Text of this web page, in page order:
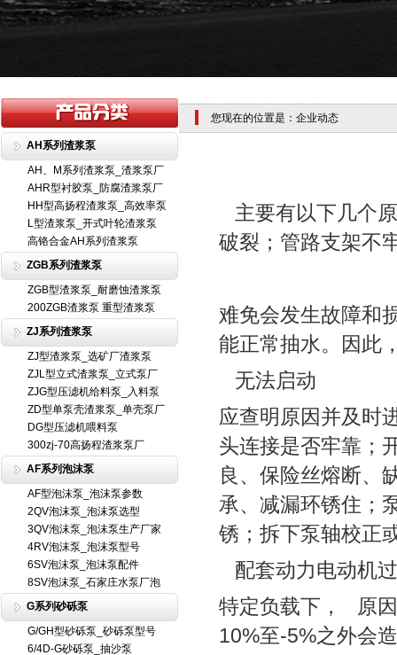
AH系列渣浆泵
AH、M系列渣浆泵_渣浆泵厂
AHR型衬胶泵_防腐渣浆泵厂
HH型高扬程渣浆泵_高效率泵
L型渣浆泵_开式叶轮渣浆泵
高铬合金AH系列渣浆泵
ZGB系列渣浆泵
ZGB型渣浆泵_耐磨蚀渣浆泵
200ZGB渣浆泵 重型渣浆泵
ZJ系列渣浆泵
ZJ型渣浆泵_选矿厂渣浆泵
ZJL型立式渣浆泵_立式泵厂
ZJG型压滤机给料泵_入料泵
ZD型单泵壳渣浆泵_单壳泵厂
DG型压滤机喂料泵
300zj-70高扬程渣浆泵厂
AF系列泡沫泵
AF型泡沫泵_泡沫泵参数
2QV泡沫泵_泡沫泵选型
3QV泡沫泵_泡沫泵生产厂家
4RV泡沫泵_泡沫泵型号
6SV泡沫泵_泡沫泵配件
8SV泡沫泵_石家庄水泵厂泡
G系列砂砾泵
G/GH型砂砾泵_砂砾泵型号
6/4D-G砂砾泵_抽沙泵
您现在的位置是：企业动态
主要有以下几个
破裂；管路支架不
难免会发生故障和
能正常抽水。因此
无法启动
应查明原因并及时
头连接是否牢靠；
良、保险丝熔断、
承、减漏环锈住；
锈；拆下泵轴校正
配套动力电动机
特定负载下， 原
10%至-5%之外会